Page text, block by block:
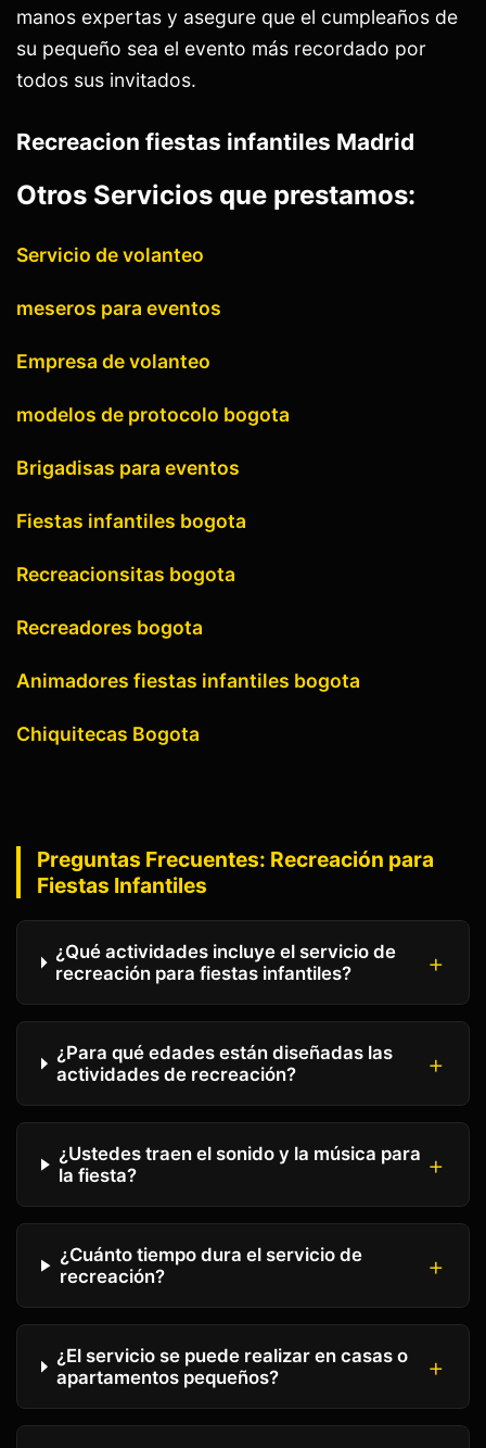
manos expertas y asegure que el cumpleaños de
su pequeño sea el evento más recordado por
todos sus invitados.
Recreacion fiestas infantiles Madrid
Otros Servicios que prestamos:
Servicio de volanteo
meseros para eventos
Empresa de volanteo
modelos de protocolo bogota
Brigadisas para eventos
Fiestas infantiles bogota
Recreacionsitas bogota
Recreadores bogota
Animadores fiestas infantiles bogota
Chiquitecas Bogota
Preguntas Frecuentes: Recreación para
Fiestas Infantiles
¿Qué actividades incluye el servicio de
recreación para fiestas infantiles?
¿Para qué edades están diseñadas las
actividades de recreación?
¿Ustedes traen el sonido y la música para
la fiesta?
¿Cuánto tiempo dura el servicio de
recreación?
¿El servicio se puede realizar en casas o
apartamentos pequeños?